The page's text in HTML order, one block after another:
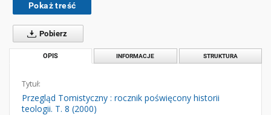
Pokaż treść
Pobierz
OPIS INFORMACJE STRUKTURA
Tytuł:
Przegląd Tomistyczny : rocznik poświęcony historii
teologii. T. 8 (2000)